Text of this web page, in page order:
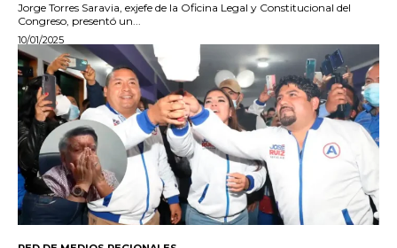
Jorge Torres Saravia, exjefe de la Oficina Legal y Constitucional del
Congreso, presentó un...
10/01/2025